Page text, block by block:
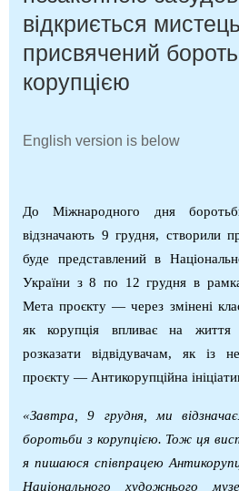
відкриється
присвячений
корупцією
English version is below
До Міжнародного дня
відзначають 9 грудня, створили
буде представлений в
України з 8 по 12 грудня в
Мета проєкту — через змінені
як корупція впливає на життя
розказати відвідувачам, як із
проєкту — Антикорупційна
«Завтра, 9 грудня, ми
боротьби з корупцією. Тож ця
я пишаюся співпрацею
Національного художнього